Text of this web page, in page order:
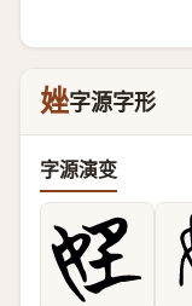
㛗字源字形
字源演变